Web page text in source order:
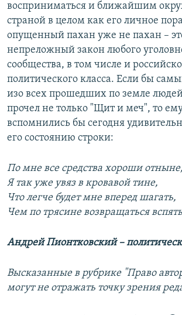
восприниматься и ближайшим
страной в целом как его личное
опущенный пахан уже не пахан –
непреложный закон любого
сообщества, в том числе и
политического класса. Если бы
изо всех прошедших по земле
прочел не только "Щит и меч", то
вспомнились бы сегодня
его состоянию строки:
По мне все средства хороши отныне,
Я так уже увяз в кровавой тине,
Что легче будет мне вперед шагать,
Чем по трясине возвращаться вспять
Андрей Пионтковский –
Высказанные в рубрике "Право
могут не отражать точку зрения